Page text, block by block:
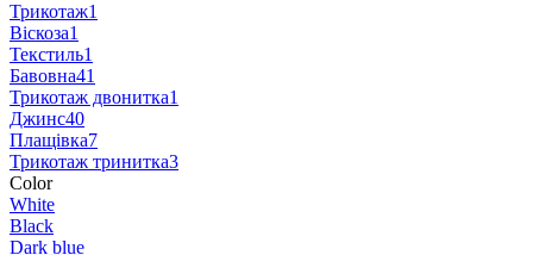
Трикотаж1
Віскоза1
Текстиль1
Бавовна41
Трикотаж двонитка1
Джинс40
Плащівка7
Трикотаж тринитка3
Color
White
Black
Dark blue